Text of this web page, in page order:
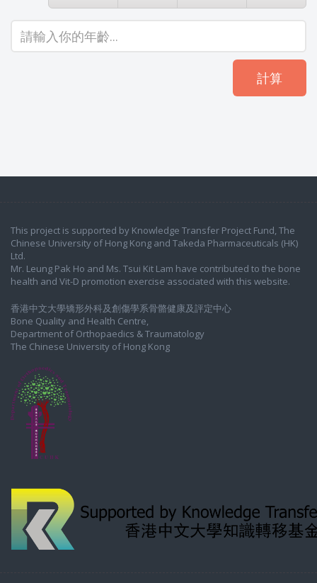
計算
This project is supported by Knowledge Transfer Project Fund, The
Chinese University of Hong Kong and Takeda Pharmaceuticals (HK)
Ltd.
Mr. Leung Pak Ho and Ms. Tsui Kit Lam have contributed to the bone
health and Vit-D promotion exercise associated with this website.
香港中文大學矯形外科及創傷學系骨骼健康及評定中心
Bone Quality and Health Centre,
Department of Orthopaedics & Traumatology
The Chinese University of Hong Kong